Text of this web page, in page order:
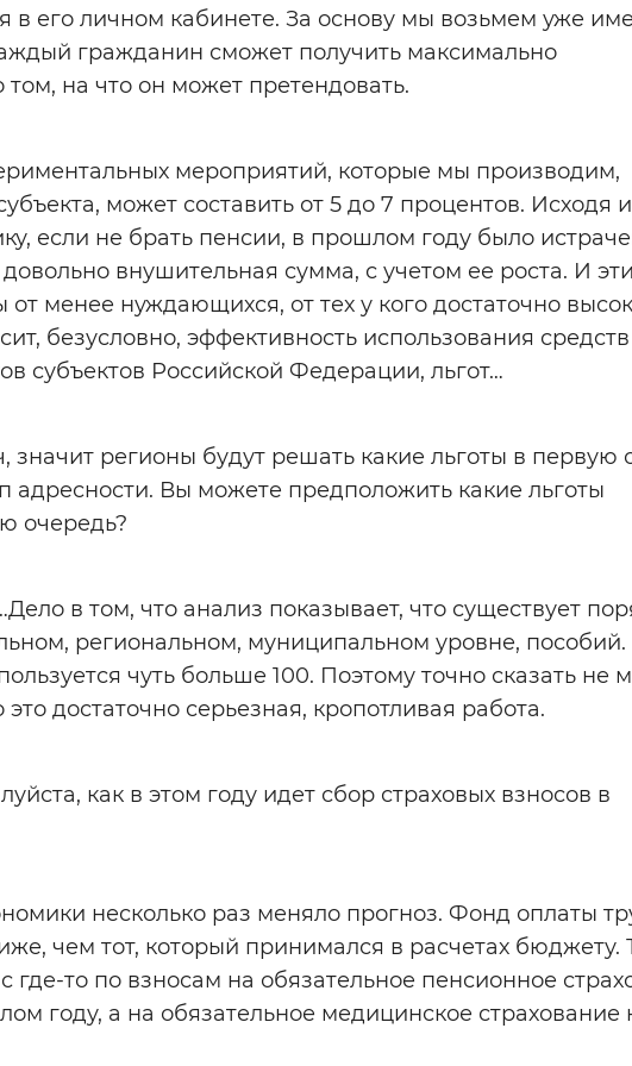
в его личном кабинете. За основу мы возьмем уже
гражданин сможет получить максимально
на что он может претендовать.
мероприятий, которые мы производим,
может составить от 5 до 7 процентов. Исходя
если не брать пенсии, в прошлом году было
внушительная сумма, с учетом ее роста. И эти
менее нуждающихся, от тех у кого достаточно
безусловно, эффективность использования
субъектов Российской Федерации, льгот…
значит регионы будут решать какие льготы в первую
адресности. Вы можете предположить какие льготы
очередь?
в том, что анализ показывает, что существует
региональном, муниципальном уровне, пособий.
чуть больше 100. Поэтому точно сказать не
достаточно серьезная, кропотливая работа.
как в этом году идет сбор страховых взносов в
несколько раз меняло прогноз. Фонд оплаты
чем тот, который принимался в расчетах бюджету.
то по взносам на обязательное пенсионное
году, а на обязательное медицинское страхование